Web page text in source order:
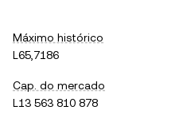
Máximo histórico
L65,7186
Cap. do mercado
L13 563 810 878